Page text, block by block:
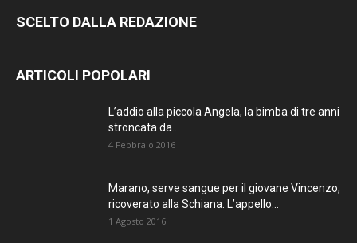
SCELTO DALLA REDAZIONE
ARTICOLI POPOLARI
L’addio alla piccola Angela, la bimba di tre anni
stroncata da...
4 Febbraio 2016
Marano, serve sangue per il giovane Vincenzo,
ricoverato alla Schiana. L’appello...
1 Agosto 2016